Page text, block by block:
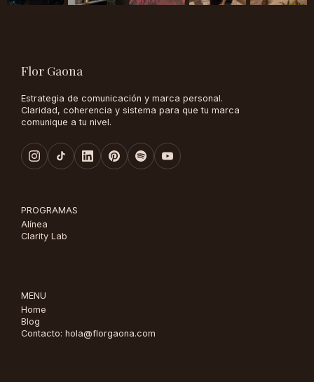
Flor Gaona
Estrategia de comunicación y marca personal.
Claridad, coherencia y sistema para que tu marca
comunique a tu nivel.
PROGRAMAS
Alínea
Clarity Lab
MENU
Home
Blog
Contacto: hola@florgaona.com